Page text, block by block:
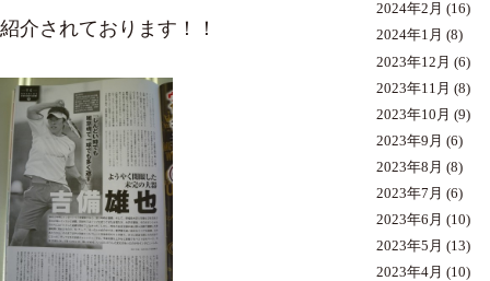
紹介されております！！
2024年2月 (16)
2024年1月 (8)
2023年12月 (6)
2023年11月 (8)
2023年10月 (9)
2023年9月 (6)
2023年8月 (8)
2023年7月 (6)
2023年6月 (10)
2023年5月 (13)
2023年4月 (10)